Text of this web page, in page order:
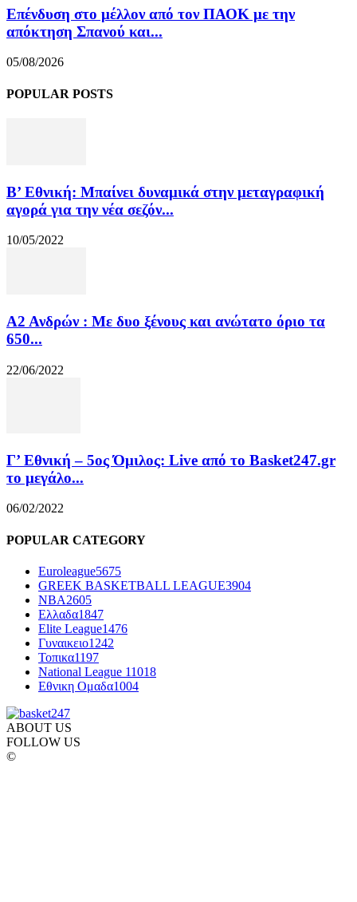
Επένδυση στο μέλλον από τον ΠΑΟΚ με την
απόκτηση Σπανού και...
05/08/2026
POPULAR POSTS
Β’ Εθνική: Μπαίνει δυναμικά στην μεταγραφική
αγορά για την νέα σεζόν...
10/05/2022
Α2 Ανδρών : Με δυο ξένους και ανώτατο όριο τα
650...
22/06/2022
Γ’ Εθνική – 5ος Όμιλος: Live από το Basket247.gr
το μεγάλο...
06/02/2022
POPULAR CATEGORY
Euroleague5675
GREEK BASKETBALL LEAGUE3904
NBA2605
Ελλαδα1847
Elite League1476
Γυναικειο1242
Τοπικα1197
National League 11018
Εθνικη Ομαδα1004
ABOUT US
FOLLOW US
©